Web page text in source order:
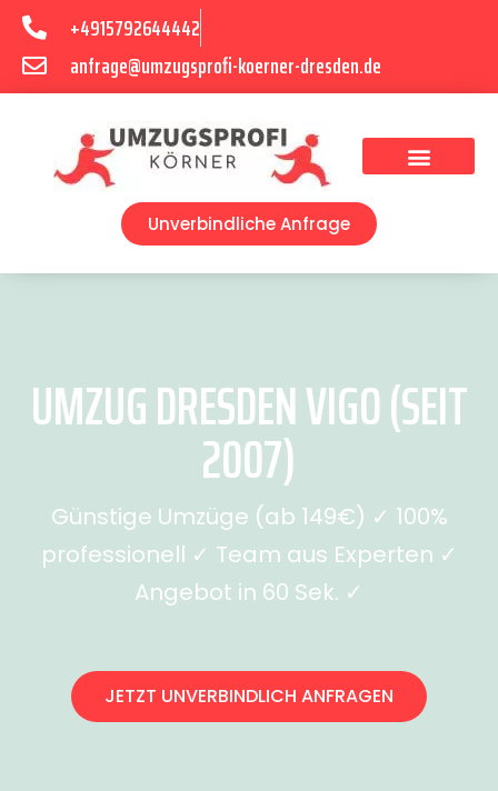
+4915792644442
anfrage@umzugsprofi-koerner-dresden.de
Unverbindliche Anfrage
UMZUG DRESDEN VIGO (SEIT
2007)
Günstige Umzüge (ab 149€) ✓ 100%
professionell ✓ Team aus Experten ✓
Angebot in 60 Sek. ✓
JETZT UNVERBINDLICH ANFRAGEN